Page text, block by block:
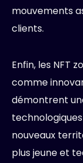
mouvements
clients.
Enfin, les NFT
comme
démontrent
nouveaux
plus jeune et